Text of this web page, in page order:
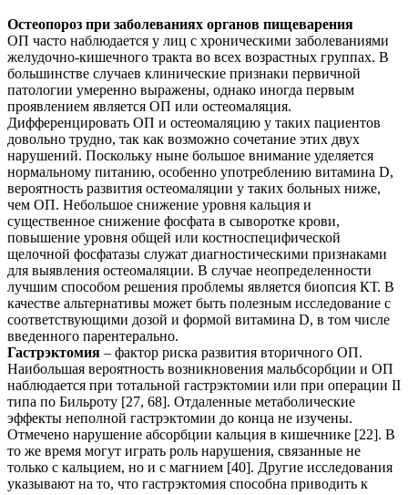
Остеопороз при заболеваниях органов пищеварения
ОП часто наблюдается у лиц с хроническими заболеваниями
желудочно-кишечного тракта во всех возрастных группах. В
большинстве случаев клинические признаки первичной
патологии умеренно выражены, однако иногда первым
проявлением является ОП или остеомаляция.
Дифференцировать ОП и остеомаляцию у таких пациентов
довольно трудно, так как возможно сочетание этих двух
нарушений. Поскольку ныне большое внимание уделяется
нормальному питанию, особенно употреблению витамина D,
вероятность развития остеомаляции у таких больных ниже,
чем ОП. Небольшое снижение уровня кальция и
существенное снижение фосфата в сыворотке крови,
повышение уровня общей или костноспецифической
щелочной фосфатазы служат диагностическими признаками
для выявления остеомаляции. В случае неопределенности
лучшим способом решения проблемы является биопсия КТ. В
качестве альтернативы может быть полезным исследование с
соответствующими дозой и формой витамина D, в том числе
введенного парентерально.
Гастрэктомия – фактор риска развития вторичного ОП.
Наибольшая вероятность возникновения мальбсорбции и ОП
наблюдается при тотальной гастрэктомии или при операции II
типа по Бильроту [27, 68]. Отдаленные метаболические
эффекты неполной гастрэктомии до конца не изучены.
Отмечено нарушение абсорбции кальция в кишечнике [22]. В
то же время могут играть роль нарушения, связанные не
только с кальцием, но и с магнием [40]. Другие исследования
указывают на то, что гастрэктомия способна приводить к